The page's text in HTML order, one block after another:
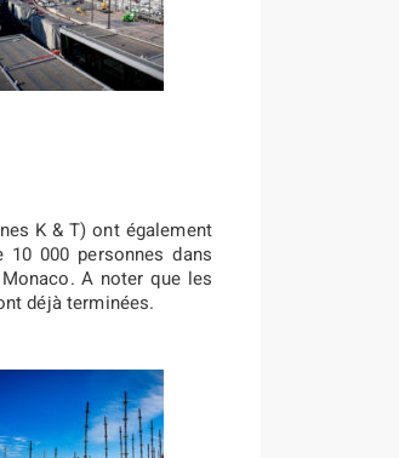
K & T) ont également
000 personnes dans
A noter que les
déjà terminées.